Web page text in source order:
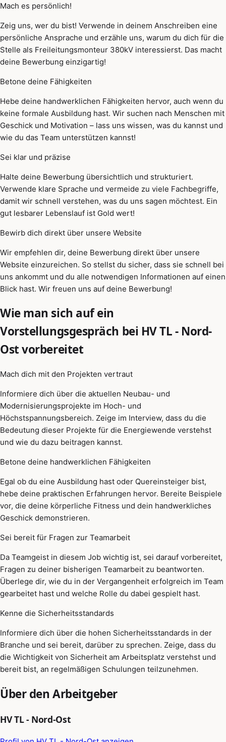
Mach es persönlich!
Zeig uns, wer du bist! Verwende in deinem Anschreiben eine
persönliche Ansprache und erzähle uns, warum du dich für die
Stelle als Freileitungsmonteur 380kV interessierst. Das macht
deine Bewerbung einzigartig!
Betone deine Fähigkeiten
Hebe deine handwerklichen Fähigkeiten hervor, auch wenn du
keine formale Ausbildung hast. Wir suchen nach Menschen mit
Geschick und Motivation – lass uns wissen, was du kannst und
wie du das Team unterstützen kannst!
Sei klar und präzise
Halte deine Bewerbung übersichtlich und strukturiert.
Verwende klare Sprache und vermeide zu viele Fachbegriffe,
damit wir schnell verstehen, was du uns sagen möchtest. Ein
gut lesbarer Lebenslauf ist Gold wert!
Bewirb dich direkt über unsere Website
Wir empfehlen dir, deine Bewerbung direkt über unsere
Website einzureichen. So stellst du sicher, dass sie schnell bei
uns ankommt und du alle notwendigen Informationen auf einen
Blick hast. Wir freuen uns auf deine Bewerbung!
Wie man sich auf ein
Vorstellungsgespräch bei HV TL - Nord-
Ost vorbereitet
Mach dich mit den Projekten vertraut
Informiere dich über die aktuellen Neubau- und
Modernisierungsprojekte im Hoch- und
Höchstspannungsbereich. Zeige im Interview, dass du die
Bedeutung dieser Projekte für die Energiewende verstehst
und wie du dazu beitragen kannst.
Betone deine handwerklichen Fähigkeiten
Egal ob du eine Ausbildung hast oder Quereinsteiger bist,
hebe deine praktischen Erfahrungen hervor. Bereite Beispiele
vor, die deine körperliche Fitness und dein handwerkliches
Geschick demonstrieren.
Sei bereit für Fragen zur Teamarbeit
Da Teamgeist in diesem Job wichtig ist, sei darauf vorbereitet,
Fragen zu deiner bisherigen Teamarbeit zu beantworten.
Überlege dir, wie du in der Vergangenheit erfolgreich im Team
gearbeitet hast und welche Rolle du dabei gespielt hast.
Kenne die Sicherheitsstandards
Informiere dich über die hohen Sicherheitsstandards in der
Branche und sei bereit, darüber zu sprechen. Zeige, dass du
die Wichtigkeit von Sicherheit am Arbeitsplatz verstehst und
bereit bist, an regelmäßigen Schulungen teilzunehmen.
Über den Arbeitgeber
HV TL - Nord-Ost